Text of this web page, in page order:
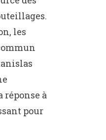
les
à
pour